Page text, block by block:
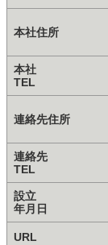
本社住所
本社
TEL
連絡先住所
連絡先
TEL
設立
年月日
URL